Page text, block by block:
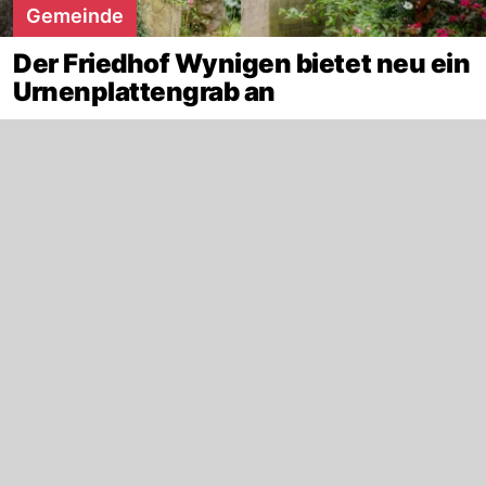
Gemeinde
Der Friedhof Wynigen bietet neu ein
Urnenplattengrab an